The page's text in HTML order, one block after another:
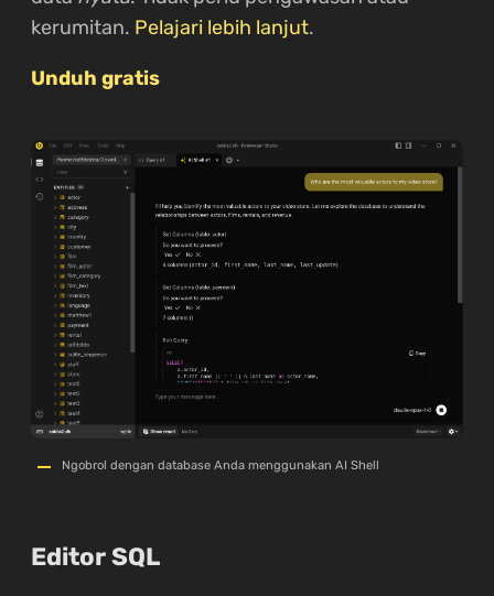
kerumitan. Pelajari lebih lanjut.
Unduh gratis
Ngobrol dengan database Anda menggunakan AI Shell
Editor SQL